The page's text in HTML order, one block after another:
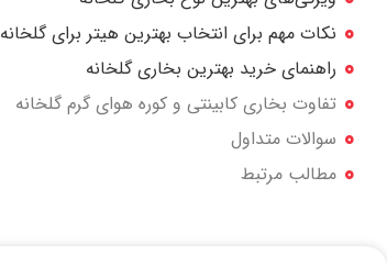
نکات مهم برای انتخاب بهترین هیتر برای گلخانه
راهنمای خرید بهترین بخاری گلخانه
تفاوت بخاری کابینتی و کوره هوای گرم گلخانه
سوالات متداول
مطالب مرتبط